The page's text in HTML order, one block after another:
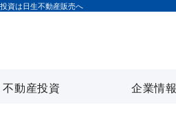
資は日生不動産販売へ
不動産投資 企業情報